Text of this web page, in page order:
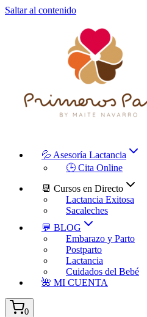
Saltar al contenido
💦 Asesoría Lactancia
🕒 Cita Online
📆 Cursos en Directo
Lactancia Exitosa
Sacaleches
💬 BLOG
Embarazo y Parto
Postparto
Lactancia
Cuidados del Bebé
🌺 MI CUENTA
0